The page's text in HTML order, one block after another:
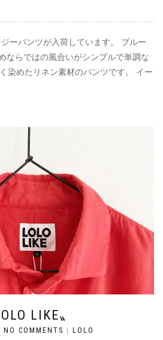
ーパンツが入荷しています。 ブルー
ならではの風合いがシンプルで単調な
めたリネン素材のパンツです。 イー
LIKE〟
NO COMMENTS LOLO